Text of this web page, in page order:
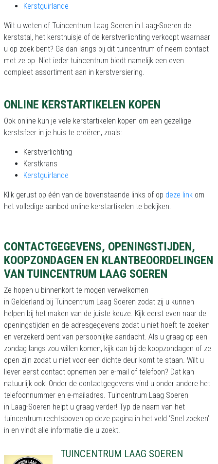
Kerstguirlande
Wilt u weten of Tuincentrum Laag Soeren in Laag-Soeren de
kerststal, het kersthuisje of de kerstverlichting verkoopt waarnaar
u op zoek bent? Ga dan langs bij dit tuincentrum of neem contact
met ze op. Niet ieder tuincentrum biedt namelijk een even
compleet assortiment aan in kerstversiering.
ONLINE KERSTARTIKELEN KOPEN
Ook online kun je vele kerstartikelen kopen om een gezellige
kerstsfeer in je huis te creëren, zoals:
Kerstverlichting
Kerstkrans
Kerstguirlande
Klik gerust op één van de bovenstaande links of op deze link om
het volledige aanbod online kerstartikelen te bekijken.
CONTACTGEGEVENS, OPENINGSTIJDEN,
KOOPZONDAGEN EN KLANTBEOORDELINGEN
VAN TUINCENTRUM LAAG SOEREN
Ze hopen u binnenkort te mogen verwelkomen
in Gelderland bij Tuincentrum Laag Soeren zodat zij u kunnen
helpen bij het maken van de juiste keuze. Kijk eerst even naar de
openingstijden en de adresgegevens zodat u niet hoeft te zoeken
en verzekerd bent van persoonlijke aandacht. Als u graag op een
zondag langs zou willen komen, kijk dan bij de koopzondagen of ze
open zijn zodat u niet voor een dichte deur komt te staan. Wilt u
liever eerst contact opnemen per e-mail of telefoon? Dat kan
natuurlijk ook! Onder de contactgegevens vind u onder andere het
telefoonnummer en e-mailadres. Tuincentrum Laag Soeren
in Laag-Soeren helpt u graag verder! Typ de naam van het
tuincentrum rechtsboven op deze pagina in het veld ‘Snel zoeken’
in en vindt alle informatie die u zoekt.
TUINCENTRUM LAAG SOEREN